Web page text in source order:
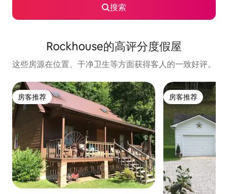
搜索
Rockhouse的高评分度假屋
这些房源在位置、干净卫生等方面获得客人的一致好评。
房客推荐
房客推荐 房客推荐
房客推荐